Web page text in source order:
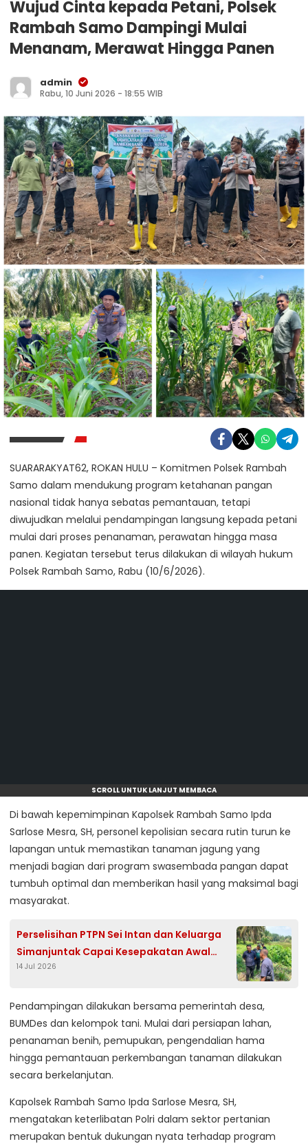
Wujud Cinta kepada Petani, Polsek
Rambah Samo Dampingi Mulai
Menanam, Merawat Hingga Panen
admin
Rabu, 10 Juni 2026 - 18:55 WIB
SUARARAKYAT62, ROKAN HULU – Komitmen Polsek Rambah
Samo dalam mendukung program ketahanan pangan
nasional tidak hanya sebatas pemantauan, tetapi
diwujudkan melalui pendampingan langsung kepada petani
mulai dari proses penanaman, perawatan hingga masa
panen. Kegiatan tersebut terus dilakukan di wilayah hukum
Polsek Rambah Samo, Rabu (10/6/2026).
SCROLL UNTUK LANJUT MEMBACA
Di bawah kepemimpinan Kapolsek Rambah Samo Ipda
Sarlose Mesra, SH, personel kepolisian secara rutin turun ke
lapangan untuk memastikan tanaman jagung yang
menjadi bagian dari program swasembada pangan dapat
tumbuh optimal dan memberikan hasil yang maksimal bagi
masyarakat.
Perselisihan PTPN Sei Intan dan Keluarga
Simanjuntak Capai Kesepakatan Awal
Lewat Mediasi
14 Jul 2026
Pendampingan dilakukan bersama pemerintah desa,
BUMDes dan kelompok tani. Mulai dari persiapan lahan,
penanaman benih, pemupukan, pengendalian hama
hingga pemantauan perkembangan tanaman dilakukan
secara berkelanjutan.
Kapolsek Rambah Samo Ipda Sarlose Mesra, SH,
mengatakan keterlibatan Polri dalam sektor pertanian
merupakan bentuk dukungan nyata terhadap program